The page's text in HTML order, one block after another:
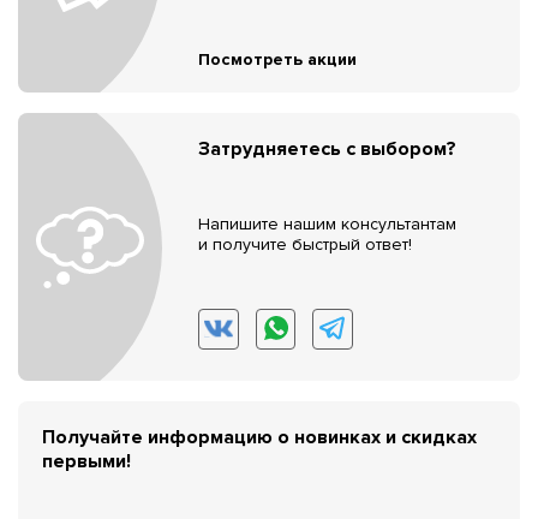
Посмотреть акции
Затрудняетесь с выбором?
Напишите нашим консультантам
и получите быстрый ответ!
Получайте информацию о новинках и скидках
первыми!